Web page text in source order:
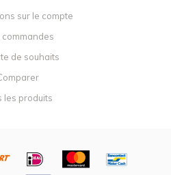
sur le compte
commandes
de souhaits
les produits